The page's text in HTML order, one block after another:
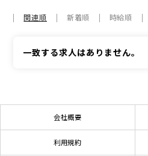
関連順 新着順 時給順
一致する求人はありません。
会社概要
利用規約